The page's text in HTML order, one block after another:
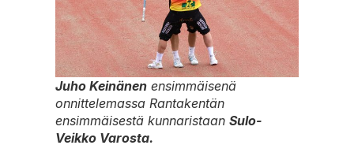
Juho Keinänen ensimmäisenä
onnittelemassa Rantakentän
ensimmäisestä kunnaristaan Sulo-
Veikko Varosta.